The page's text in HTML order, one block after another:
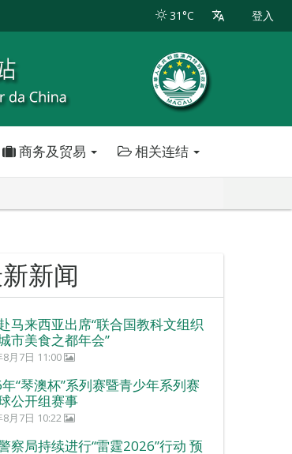
31°C 登入
商务及贸易 相关连结
新闻
马来西亚出席“联合国教科文组织
市美食之都年会”
8月7日 11:00
“琴澳杯”系列赛暨青少年系列赛
公开组赛事
8月7日 10:22
察局持续进行“雷霆2026”行动 预